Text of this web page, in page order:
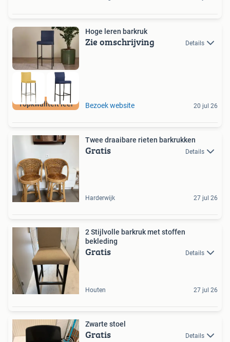
Topkwaliteit leer
Hoge leren barkruk
Zie omschrijving Details
Bezoek website 20 jul 26
Twee draaibare rieten barkrukken
Gratis Details
Harderwijk 27 jul 26
2 Stijlvolle barkruk met stoffen
bekleding
Gratis Details
Houten 27 jul 26
Zwarte stoel
Gratis Details